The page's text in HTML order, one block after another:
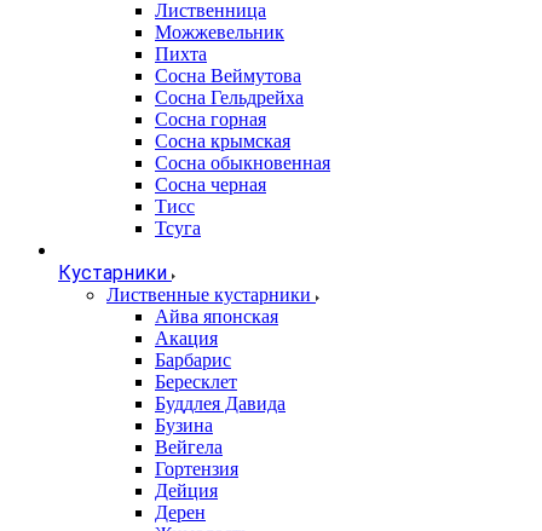
Лиственница
Можжевельник
Пихта
Сосна Веймутова
Сосна Гельдрейха
Сосна горная
Сосна крымская
Сосна обыкновенная
Сосна черная
Тисс
Тсуга
Кустарники
Лиственные кустарники
Айва японская
Акация
Барбарис
Бересклет
Буддлея Давида
Бузина
Вейгела
Гортензия
Дейция
Дерен